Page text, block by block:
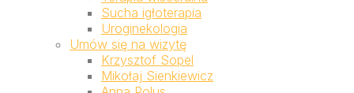
Sucha igłoterapia
Uroginekologia
Umów się na wizytę
Krzysztof Sopel
Mikołaj Sienkiewicz